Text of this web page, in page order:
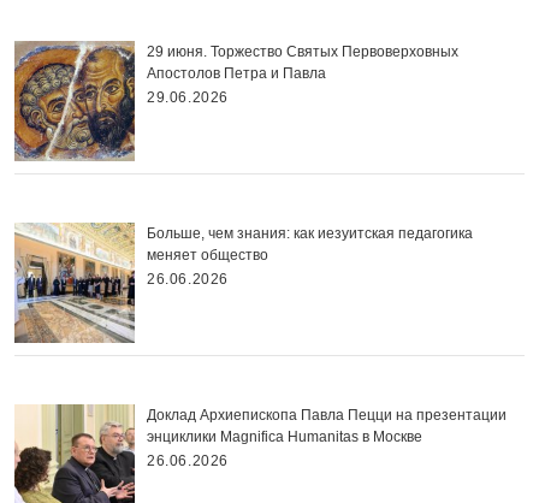
29 июня. Торжество Святых Первоверховных
Апостолов Петра и Павла
29.06.2026
Больше, чем знания: как иезуитская педагогика
меняет общество
26.06.2026
Доклад Архиепископа Павла Пецци на презентации
энциклики Magnifica Нumanitas в Москве
26.06.2026